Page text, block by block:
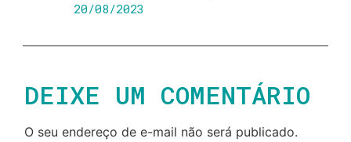
20/08/2023
DEIXE UM COMENTÁRIO
O seu endereço de e-mail não será publicado.